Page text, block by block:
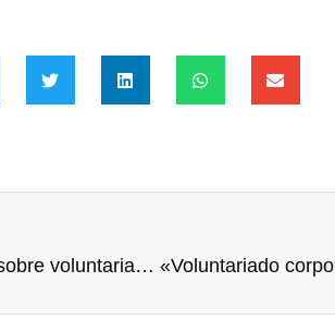
10 lecciones de EEUU sobre voluntariado corporativo